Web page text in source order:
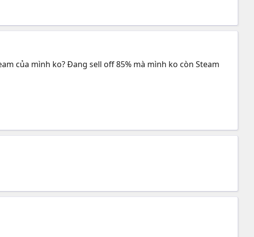
của mình ko? Đang sell off 85% mà mình ko còn Steam